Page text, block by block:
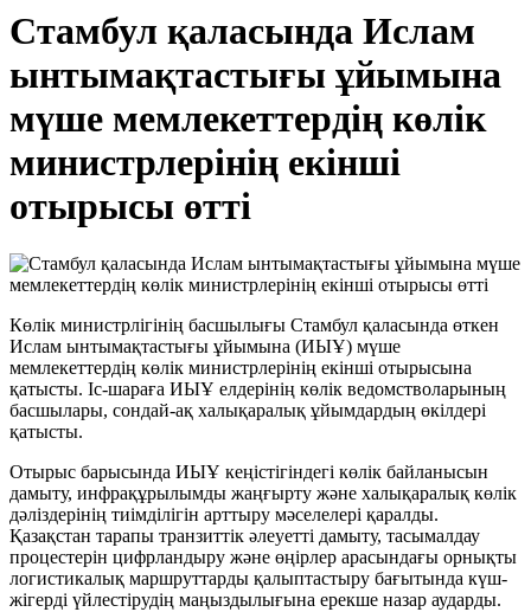
Стамбул қаласында Ислам
ынтымақтастығы ұйымына
мүше мемлекеттердің көлік
министрлерінің екінші
отырысы өтті
Көлік министрлігінің басшылығы Стамбул қаласында өткен
Ислам ынтымақтастығы ұйымына (ИЫҰ) мүше
мемлекеттердің көлік министрлерінің екінші отырысына
қатысты. Іс-шараға ИЫҰ елдерінің көлік ведомстволарының
басшылары, сондай-ақ халықаралық ұйымдардың өкілдері
қатысты.
Отырыс барысында ИЫҰ кеңістігіндегі көлік байланысын
дамыту, инфрақұрылымды жаңғырту және халықаралық көлік
дәліздерінің тиімділігін арттыру мәселелері қаралды.
Қазақстан тарапы транзиттік әлеуетті дамыту, тасымалдау
процестерін цифрландыру және өңірлер арасындағы орнықты
логистикалық маршруттарды қалыптастыру бағытында күш-
жігерді үйлестірудің маңыздылығына ерекше назар аударды.